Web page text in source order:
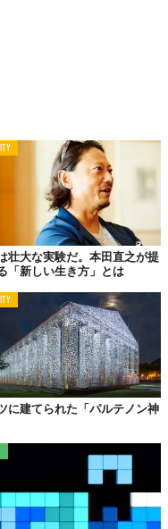
働市場での競争から親
システムは、出産を経
ました。企業にとって最
」を持たない未婚の個人
います。
」の多面性
を歩んだ「自然実験」
国家とコミュニティが育
もの」ではなく、人生
ました。これにより、女
的に男性に依存する必要
で抱え込むものではな
一体となって支える「協
の人生を破滅させる
入れられていました。
的支援の多寡」ではな
化的な前提」にあること
壮大な実験だ。本田直之が提
「新しい生き方」とは
に建てられた「パルテノン神